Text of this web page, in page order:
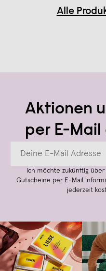
Alle
Aktionen
per E-
Ich möchte zukünftig
Gutscheine per E-Mail
jederzeit